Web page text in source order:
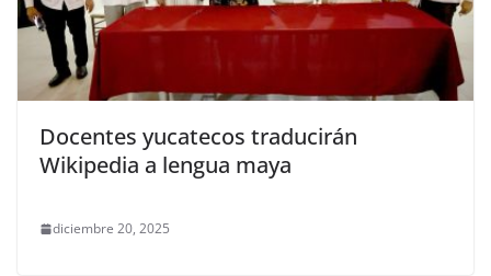
Docentes yucatecos traducirán
Wikipedia a lengua maya
diciembre 20, 2025